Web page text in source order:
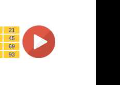
21
45
69
93